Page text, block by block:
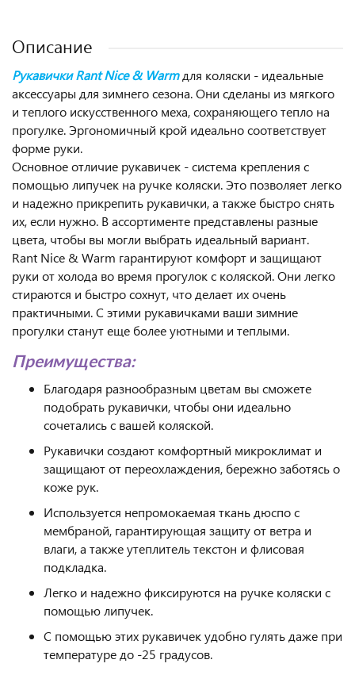
Описание
Рукавички Rant Nice & Warmдля коляски - идеальные
аксессуары для зимнего сезона. Они сделаны из мягкого
и теплого искусственного меха, сохраняющего тепло на
прогулке. Эргономичный крой идеально соответствует
форме руки.
Основное отличие рукавичек - система крепления с
помощью липучек на ручке коляски. Это позволяет легко
и надежно прикрепить рукавички, а также быстро снять
их, если нужно. В ассортименте представлены разные
цвета, чтобы вы могли выбрать идеальный вариант.
Rant Nice & Warm гарантируют комфорт и защищают
руки от холода во время прогулок с коляской. Они легко
стираются и быстро сохнут, что делает их очень
практичными. С этими рукавичками ваши зимние
прогулки станут еще более уютными и теплыми.
Преимущества:
Благодаря разнообразным цветам вы сможете
подобрать рукавички, чтобы они идеально
сочетались с вашей коляской.
Рукавички создают комфортный микроклимат и
защищают от переохлаждения, бережно заботясь о
коже рук.
Используется непромокаемая ткань дюспо с
мембраной, гарантирующая защиту от ветра и
влаги, а также утеплитель текстон и флисовая
подкладка.
Легко и надежно фиксируются на ручке коляски с
помощью липучек.
С помощью этих рукавичек удобно гулять даже при
температуре до -25 градусов.